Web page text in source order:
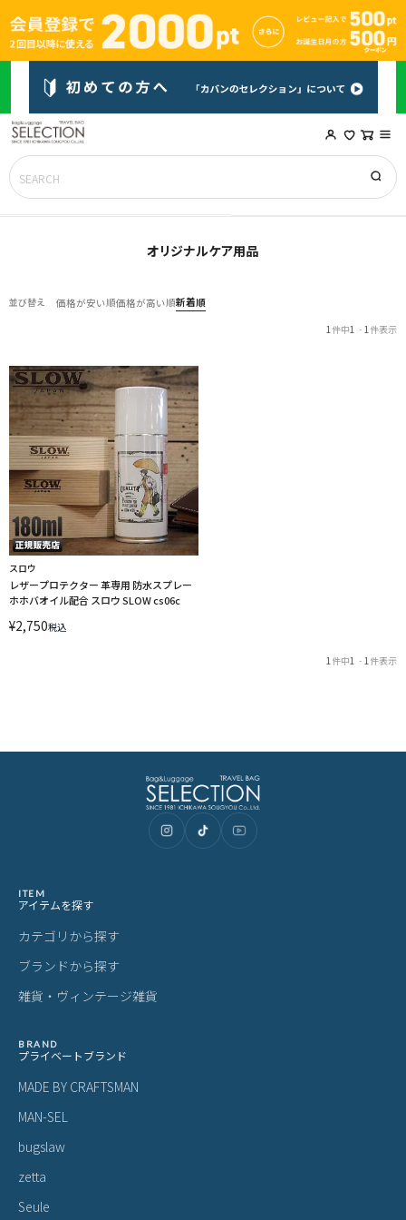
オリジナルケア用品
並び替え 価格が安い順価格が高い順新着順
1 件中1 - 1 件表示
スロウ
レザープロテクター 革専用 防水スプレー
ホホバオイル配合 スロウ SLOW cs06c
¥2,750税込
1 件中1 - 1 件表示
ITEM
アイテムを探す
カテゴリから探す
ブランドから探す
雑貨・ヴィンテージ雑貨
BRAND
プライベートブランド
MADE BY CRAFTSMAN
MAN-SEL
bugslaw
zetta
Seule